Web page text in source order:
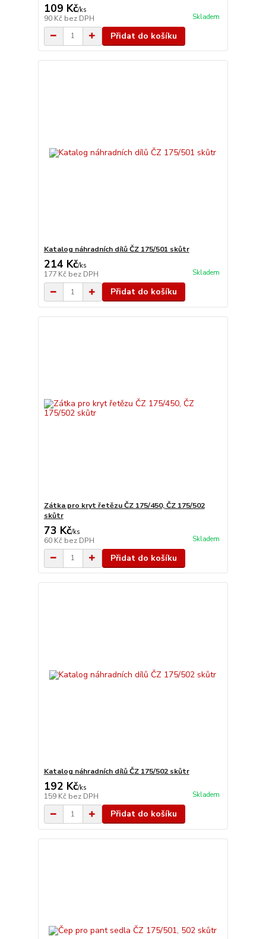
109 Kč/ks
90 Kč bez DPH Skladem
Přidat do košíku
Katalog náhradních dílů ČZ 175/501 skůtr
214 Kč/ks
177 Kč bez DPH Skladem
Přidat do košíku
Zátka pro kryt řetězu ČZ 175/450, ČZ 175/502
skůtr
73 Kč/ks
60 Kč bez DPH Skladem
Přidat do košíku
Katalog náhradních dílů ČZ 175/502 skůtr
192 Kč/ks
159 Kč bez DPH Skladem
Přidat do košíku